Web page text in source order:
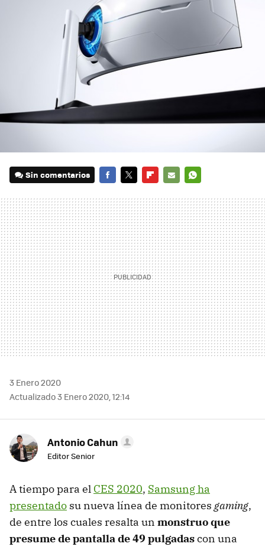
Sin comentarios
MAIL
3 Enero 2020
Actualizado 3 Enero 2020, 12:14
Antonio Cahun
Editor Senior
A tiempo para el CES 2020, Samsung ha
presentado su nueva línea de monitores gaming,
de entre los cuales resalta un monstruo que
presume de pantalla de 49 pulgadascon una